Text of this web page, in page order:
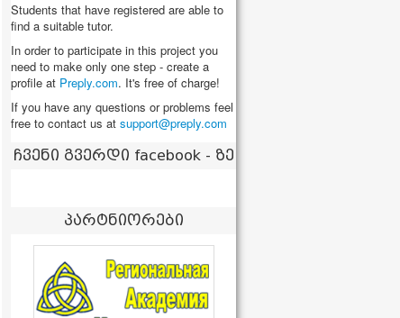
Students that have registered are able to
find a suitable tutor.
In order to participate in this project you
need to make only one step - create a
profile at Preply.com. It's free of charge!
If you have any questions or problems feel
free to contact us at
ჩვენი გვერდი facebook - ზე
პარტნიორები